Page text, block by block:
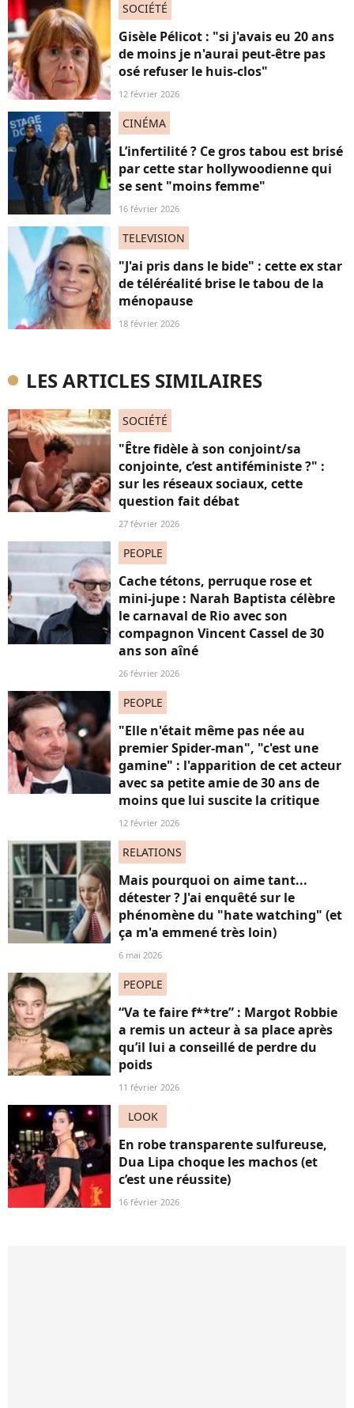
SOCIÉTÉ
Gisèle Pélicot : "si j'avais eu 20 ans
de moins je n'aurai peut-être pas
osé refuser le huis-clos"
12 février 2026
CINÉMA
L’infertilité ? Ce gros tabou est brisé
par cette star hollywoodienne qui
se sent "moins femme"
16 février 2026
TELEVISION
"J'ai pris dans le bide" : cette ex star
de téléréalité brise le tabou de la
ménopause
18 février 2026
LES ARTICLES SIMILAIRES
SOCIÉTÉ
"Être fidèle à son conjoint/sa
conjointe, c’est antiféministe ?" :
sur les réseaux sociaux, cette
question fait débat
27 février 2026
PEOPLE
Cache tétons, perruque rose et
mini-jupe : Narah Baptista célèbre
le carnaval de Rio avec son
compagnon Vincent Cassel de 30
ans son aîné
26 février 2026
PEOPLE
"Elle n'était même pas née au
premier Spider-man", "c'est une
gamine" : l'apparition de cet acteur
avec sa petite amie de 30 ans de
moins que lui suscite la critique
12 février 2026
RELATIONS
Mais pourquoi on aime tant...
détester ? J'ai enquêté sur le
phénomène du "hate watching" (et
ça m'a emmené très loin)
6 mai 2026
PEOPLE
“Va te faire f**tre” : Margot Robbie
a remis un acteur à sa place après
qu’il lui a conseillé de perdre du
poids
11 février 2026
LOOK
En robe transparente sulfureuse,
Dua Lipa choque les machos (et
c’est une réussite)
16 février 2026